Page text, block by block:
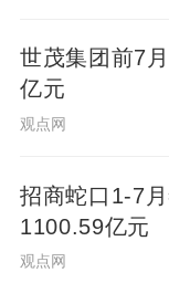
京、上海的
面放开只是
对于政策效
新房和二手
世茂集团前7
亿元
观点网
招商蛇口1-7
1100.59亿元
观点网